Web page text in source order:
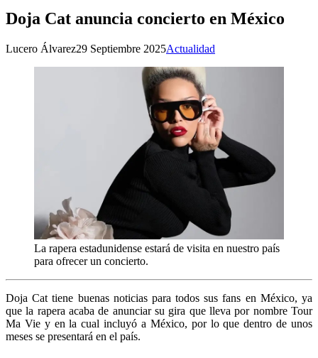
Doja Cat anuncia concierto en México
Lucero Álvarez29 Septiembre 2025Actualidad
La rapera estadunidense estará de visita en nuestro país
para ofrecer un concierto.
Doja Cat tiene buenas noticias para todos sus fans en México, ya
que la rapera acaba de anunciar su gira que lleva por nombre Tour
Ma Vie y en la cual incluyó a México, por lo que dentro de unos
meses se presentará en el país.